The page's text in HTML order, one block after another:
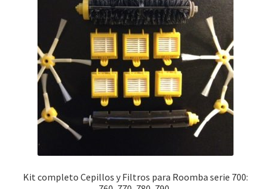
Kit completo Cepillos y Filtros para Roomba serie 700: